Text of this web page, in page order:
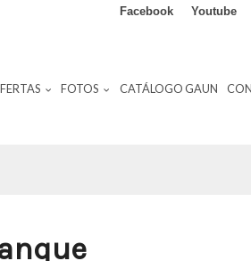
Facebook Youtube
FOTOS CATÁLOGO GAUN